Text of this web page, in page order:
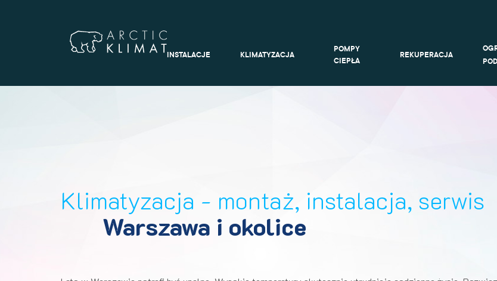
INSTALACJE KLIMATYZACJA
POMPY
CIEPŁA
REKUPERACJA
Klimatyzacja - montaż, instalacja, serwis
Warszawa i okolice